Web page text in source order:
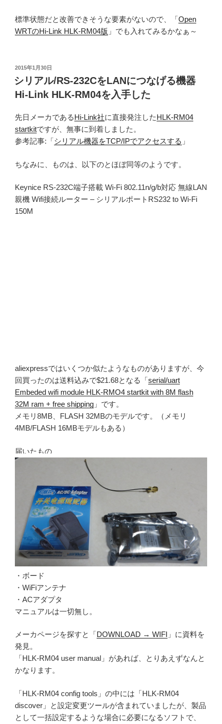
標準状態だと改善できそうな要素がないので、「Open
WRTのHi-Link HLK-RM04版 」でも入れてみるかなぁ～
投
稿
日:
2015年1月30日
シリアル/RS-232CをLANにつなげる機器
Hi-Link HLK-RM04を入手した
先日メーカであるHi-Link社に直接発注したHLK-RM04
startkitですが、無事に到着しました。
参考記事:「シリアル機器をTCP/IPでアクセスする 」
ちなみに、ものは、以下のとほぼ同等のようです。
Keynice RS-232C端子搭載 Wi-Fi 802.11n/g/b対応 無線LAN
親機 Wifi接続ルーター – シリアルポートRS232 to Wi-Fi
150M
aliexpressではいくつか似たようなものがありますが、今
回買ったのは送料込みで$21.68となる「serial/uart
Embeded wifi module HLK-RMO4 startkit with 8M flash
32M ram + free shipping 」です。
メモリ8MB、FLASH 32MBのモデルです。（メモリ
4MB/FLASH 16MBモデルもある）
届いたもの
・ボード
・WiFiアンテナ
・ACアダプタ
マニュアルは一切無し。
メーカページを探すと「DOWNLOAD → WIFI 」に資料を
発見。
「HLK-RM04 user manual」があれば、とりあえずなんと
かなります。
「HLK-RM04 config tools」の中には「HLK-RM04
discover」と設定変更ツールが含まれていましたが、製品
として一括設定するような場合に必要になるソフトで、